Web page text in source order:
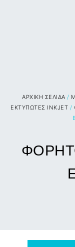
ΑΡΧΙΚΉ ΣΕΛΊΔΑ /
ΕΚΤΥΠΩΤΕΣ INKJET /